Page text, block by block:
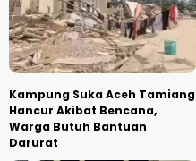
Kampung Suka Aceh Tamiang
Hancur Akibat Bencana,
Warga Butuh Bantuan
Darurat